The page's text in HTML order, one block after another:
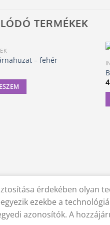
TERMÉKEK
– fehér
ADATVÉDELMI NYILATKOZAT
Trigon 9000 Kft.
érdekében olyan
ezekbe a
azonosítók. A